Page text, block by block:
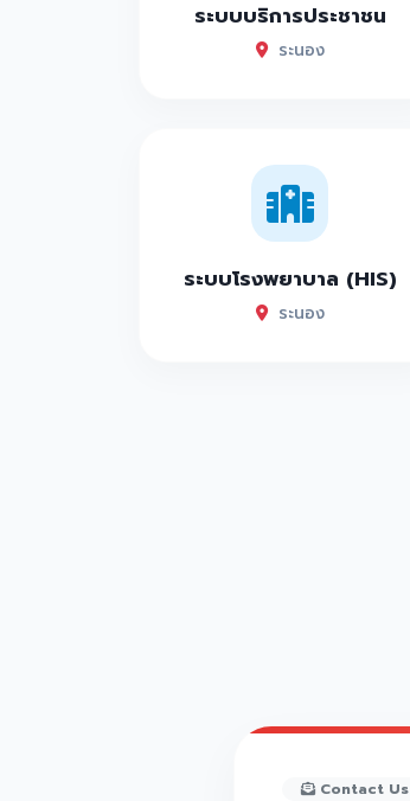
ระบบบริการประชาชน
ระนอง
ระบบโรงพยาบาล (HIS)
ระนอง
Contact Us